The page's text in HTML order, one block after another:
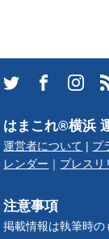
はまこれ®横浜
運営者について プ
レンダー
プレスリ
注意事項
掲載情報は執筆時の